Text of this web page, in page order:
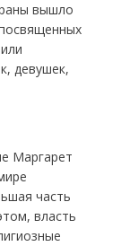
вышло
девушек,
Маргарет
часть
власть